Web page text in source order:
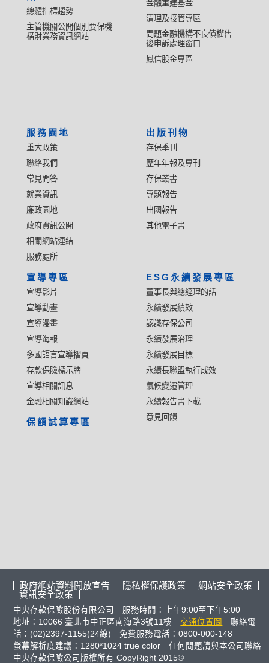
總體指標趨勢
主管機關公開個別要保機
構財業務資訊網站
金融重建基金
清理及接管專區
問題金融機構不良債權售
後申訴處理窗口
鳳信股金專區
服務園地
重大政策
聯絡我們
常見問答
就業資訊
廉政園地
政府資訊公開
相關網站連結
服務處所
出版刊物
存保季刊
歷年年報及專刊
存保叢書
專題報告
出國報告
其他電子書
宣導專區
宣導影片
宣導動畫
宣導漫畫
宣導海報
多國語言宣導摺頁
存款保險標示牌
宣導相關訊息
金融相關知識網站
ESG永續發展專區
董事長與總經理的話
永續發展績效
認識存保公司
永續發展治理
永續發展目標
永續長聯盟執行成效
氣候變遷管理
永續報告書下載
意見回饋
保額試算專區
政府網站資料開放宣告 隱私權保護政策
網站安全政策
資訊安全政策
中央存款保險股份有限公司 服務時間：上午9:00至下午5:00
地址：10066 臺北市中正區南海路3號11樓
交通位置圖
聯絡電
話：(02)2397-1155(24線) 免費服務電話：0800-000-148
螢幕解析度建議：1280*1024 true color 任何問題請與本公司聯絡
中央存款保險公司版權所有 CopyRight 2015©